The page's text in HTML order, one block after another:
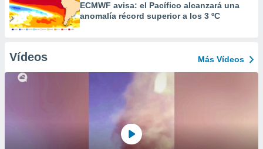
ECMWF avisa: el Pacífico alcanzará una
anomalía récord superior a los 3 ºC
Vídeos Más Vídeos